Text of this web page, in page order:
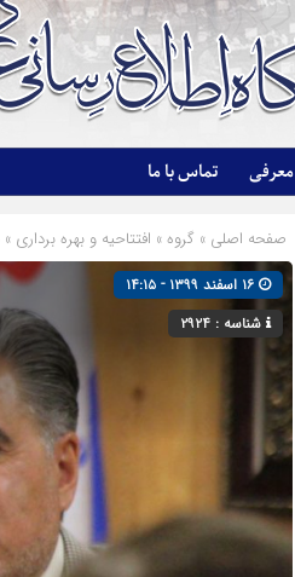
معرفی تماس با ما
صفحه اصلی » گروه » افتتاحیه و بهره برداری »
شناسه : ۲۹۲۴